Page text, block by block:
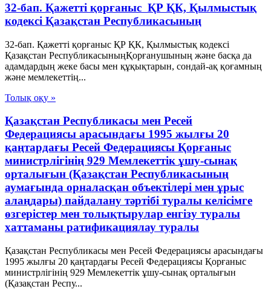
32-бап. Қажеттi қорғаныс ҚР ҚК, Қылмыстық
кодексi Қазақстан Республикасының
32-бап. Қажеттi қорғаныс ҚР ҚК, Қылмыстық кодексi
Қазақстан РеспубликасыныңҚорғанушының және басқа да
адамдардың жеке басы мен құқықтарын, сондай-ақ қоғамның
және мемлекеттің...
Толық оқу »
Қазақстан Республикасы мен Ресей
Федерациясы арасындағы 1995 жылғы 20
қаңтардағы Ресей Федерациясы Қорғаныс
министрлігінің 929 Мемлекеттік ұшу-сынақ
орталығын (Қазақстан Республикасының
аумағында орналасқан объектілері мен ұрыс
алаңдары) пайдалану тәртібі туралы келісімге
өзгерістер мен толықтырулар енгізу туралы
хаттаманы ратификациялау туралы
Қазақстан Республикасы мен Ресей Федерациясы арасындағы
1995 жылғы 20 қаңтардағы Ресей Федерациясы Қорғаныс
министрлігінің 929 Мемлекеттік ұшу-сынақ орталығын
(Қазақстан Респу...